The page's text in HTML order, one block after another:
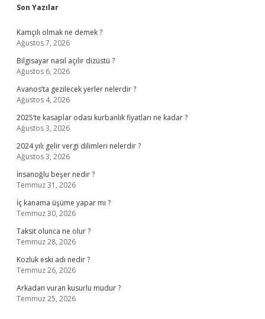
Sidebar
Son Yazılar
Kamçılı olmak ne demek ?
Ağustos 7, 2026
Bilgisayar nasıl açılır dizüstü ?
Ağustos 6, 2026
Avanos’ta gezilecek yerler nelerdir ?
Ağustos 4, 2026
2025’te kasaplar odası kurbanlık fiyatları ne kadar ?
Ağustos 3, 2026
2024 yılı gelir vergi dilimleri nelerdir ?
Ağustos 3, 2026
İnsanoğlu beşer nedir ?
Temmuz 31, 2026
İç kanama üşüme yapar mı ?
Temmuz 30, 2026
Taksit olunca ne olur ?
Temmuz 28, 2026
Kozluk eski adı nedir ?
Temmuz 26, 2026
Arkadan vuran kusurlu mudur ?
Temmuz 25, 2026